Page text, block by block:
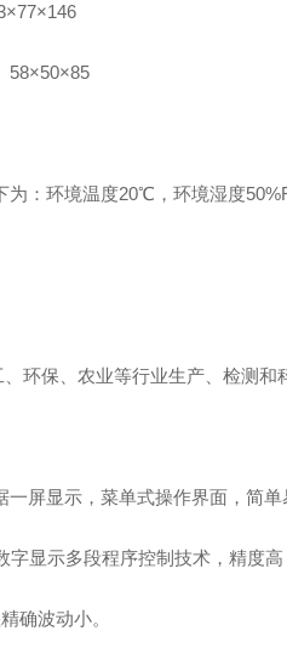
58×50×85
：环境温度20℃，环境湿度
环保、农业等行业生产、检测和
屏显示，菜单式操作界面，简单
显示多段程序控制技术，精度高
确波动小。